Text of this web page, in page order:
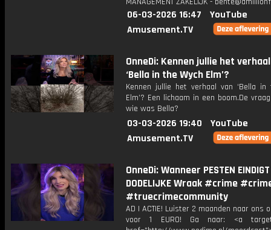
06-03-2026 16:47
YouTube
Amusement.TV
OnneDi: Kennen jullie het
‘Bella in the Wych Elm’?
Kennen jullie het verhaal van ‘Bella in
Elm’? Een lichaam in een boom.De
wie was Bella?
03-03-2026 19:40
YouTube
Amusement.TV
OnneDi: Wanneer PESTEN
DODELIJKE Wraak #crime
#truecrimecommunity
AD | ACTIE! Luister 2 maanden naar ons
voor 1 EURO! Ga naar: <a